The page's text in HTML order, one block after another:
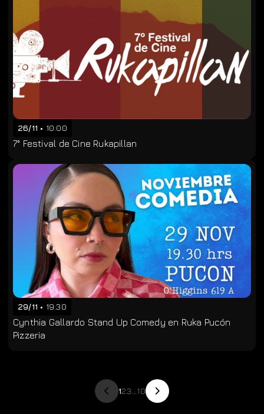
26/11 10:00
7° Festival de Cine Rukapillan
29/11 19:30
Cynthia Gallardo Stand Up Comedy en Ruka Pucón
Pizzeria
123 10